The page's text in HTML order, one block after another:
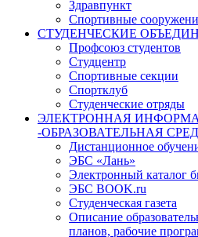
Здравпункт
Спортивные
СТУДЕНЧЕСКИЕ
Профсоюз студентов
Студцентр
Спортивные секции
Спортклуб
Студенческие отряды
ЭЛЕКТРОННАЯ
-ОБРАЗОВАТЕЛЬНАЯ
Дистанционное
ЭБС «Лань»
Электронный каталог
ЭБС BOOK.ru
Студенческая газета
Описание
планов, рабочие